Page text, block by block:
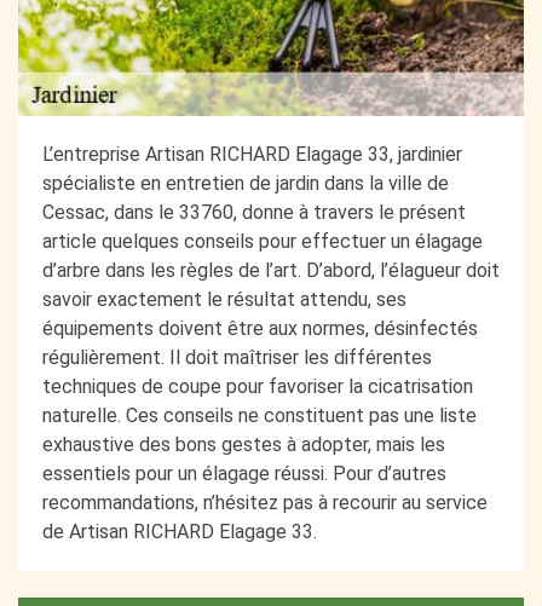
L’entreprise Artisan RICHARD Elagage 33, jardinier
spécialiste en entretien de jardin dans la ville de
Cessac, dans le 33760, donne à travers le présent
article quelques conseils pour effectuer un élagage
d’arbre dans les règles de l’art. D’abord, l’élagueur doit
savoir exactement le résultat attendu, ses
équipements doivent être aux normes, désinfectés
régulièrement. Il doit maîtriser les différentes
techniques de coupe pour favoriser la cicatrisation
naturelle. Ces conseils ne constituent pas une liste
exhaustive des bons gestes à adopter, mais les
essentiels pour un élagage réussi. Pour d’autres
recommandations, n’hésitez pas à recourir au service
de Artisan RICHARD Elagage 33.